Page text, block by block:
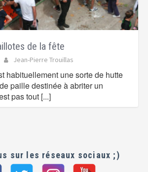
de la fête
Jean-Pierre Trouillas
habituellement une sorte de hutte
paille destinée à abriter un
pas tout [...]
sur les réseaux sociaux ;)